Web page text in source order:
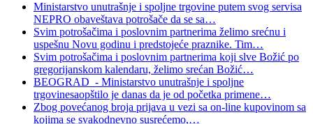
Ministarstvo unutrašnje i spoljne trgovine putem svog servisa
NEPRO obaveštava potrošače da se sa…
Svim potrošačima i poslovnim partnerima želimo srećnu i
uspešnu Novu godinu i predstojeće praznike. Tim…
Svim potrošačima i poslovnim partnerima koji slve Božić po
gregorijanskom kalendaru, želimo srećan Božić…
BEOGRAD - Ministarstvo unutrašnje i spoljne
trgovinesaopštilo je danas da je od početka primene…
Zbog povećanog broja prijava u vezi sa on-line kupovinom sa
kojima se svakodnevno susrećemo,…